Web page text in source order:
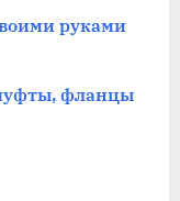
руками
фланцы